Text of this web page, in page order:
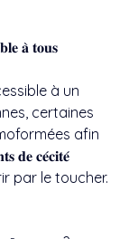
𝐚̀ 𝐭𝐨𝐮𝐬
à un
certaines
afin
𝐝𝐞 𝐜𝐞́𝐜𝐢𝐭𝐞́
par le toucher.